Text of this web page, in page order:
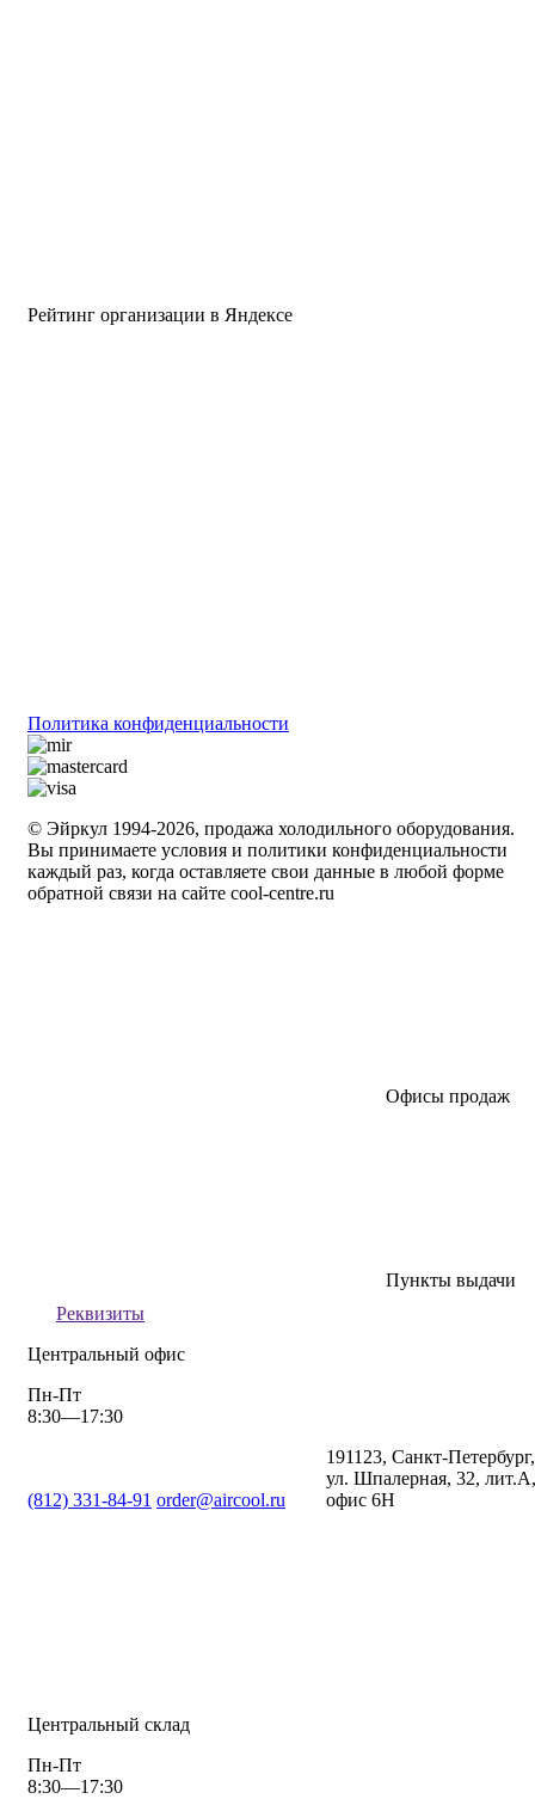
Рейтинг организации в Яндексе
Политика конфиденциальности
© Эйркул 1994-2026, продажа холодильного оборудования.
Вы принимаете условия и политики конфиденциальности
каждый раз, когда оставляете свои данные в любой форме
обратной связи на сайте cool-centre.ru
Офисы продаж
Пункты выдачи
Реквизиты
Центральный офис
Пн-Пт
8:30—17:30
(812) 331-84-91 order@aircool.ru
191123, Санкт-Петербург,
ул. Шпалерная, 32, лит.А,
офис 6Н
Центральный склад
Пн-Пт
8:30—17:30